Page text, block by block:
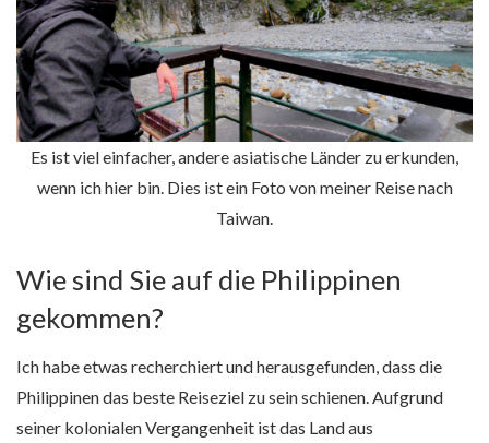
Es ist viel einfacher, andere asiatische Länder zu erkunden,
wenn ich hier bin. Dies ist ein Foto von meiner Reise nach
Taiwan.
Wie sind Sie auf die Philippinen
gekommen?
Ich habe etwas recherchiert und herausgefunden, dass die
Philippinen das beste Reiseziel zu sein schienen. Aufgrund
seiner kolonialen Vergangenheit ist das Land aus